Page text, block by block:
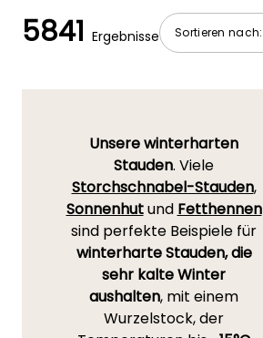
Sortieren nach:
5841 Ergebnisse
Unsere winterharten
Stauden. Viele
Storchschnabel-Stauden,
Sonnenhutund Fetthennen
sind perfekte Beispiele für
winterharte Stauden, die
sehr kalte Winter
aushalten, mit einem
Wurzelstock, der